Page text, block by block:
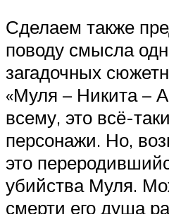
Сделаем также
поводу смысла
загадочных
«Муля – Никита –
всему, это всё-
персонажи. Но,
это
убийства Муля.
смерти его душа